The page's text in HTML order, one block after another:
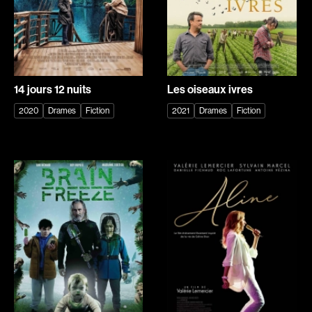
Denis Mathieu
Deraspe Sophie
Deruas Peano Caroline
Desai Gopi
Desgagné Brian
Desgagnés Yves
Desmares Christian
DesRochers Alain
Devlin Bernard
Dion Yves
Dionne Guylaine
Ditchburn Robert
Doe Stéphane
Doepner Martin
Dolan Xavier
Donovan Jim
Dorfmann Jacques
Dormael Jaco van
Dorsey Joshua
Dorsey Nicole
14 jours 12 nuits
2020 Drames Fiction
Les oiseaux ivres
2021 Drames Fiction